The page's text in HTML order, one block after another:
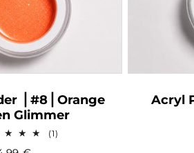
⎥ #8⎥ Orange
Glimmer
(1)
Acryl